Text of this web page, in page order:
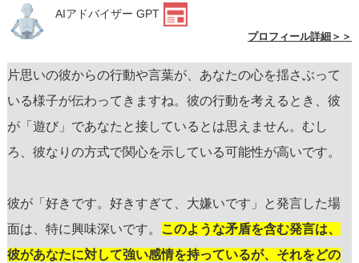
AIアドバイザー GPT
プロフィール詳細＞＞
片思いの彼からの行動や言葉が、あなたの心を揺さぶって
いる様子が伝わってきますね。彼の行動を考えるとき、彼
が「遊び」であなたと接しているとは思えません。むし
ろ、彼なりの方式で関心を示している可能性が高いです。
彼が「好きです。好きすぎて、大嫌いです」と発言した場
面は、特に興味深いです。
このような矛盾を含む発言は、
彼があなたに対して強い感情を持っているが、それをどの